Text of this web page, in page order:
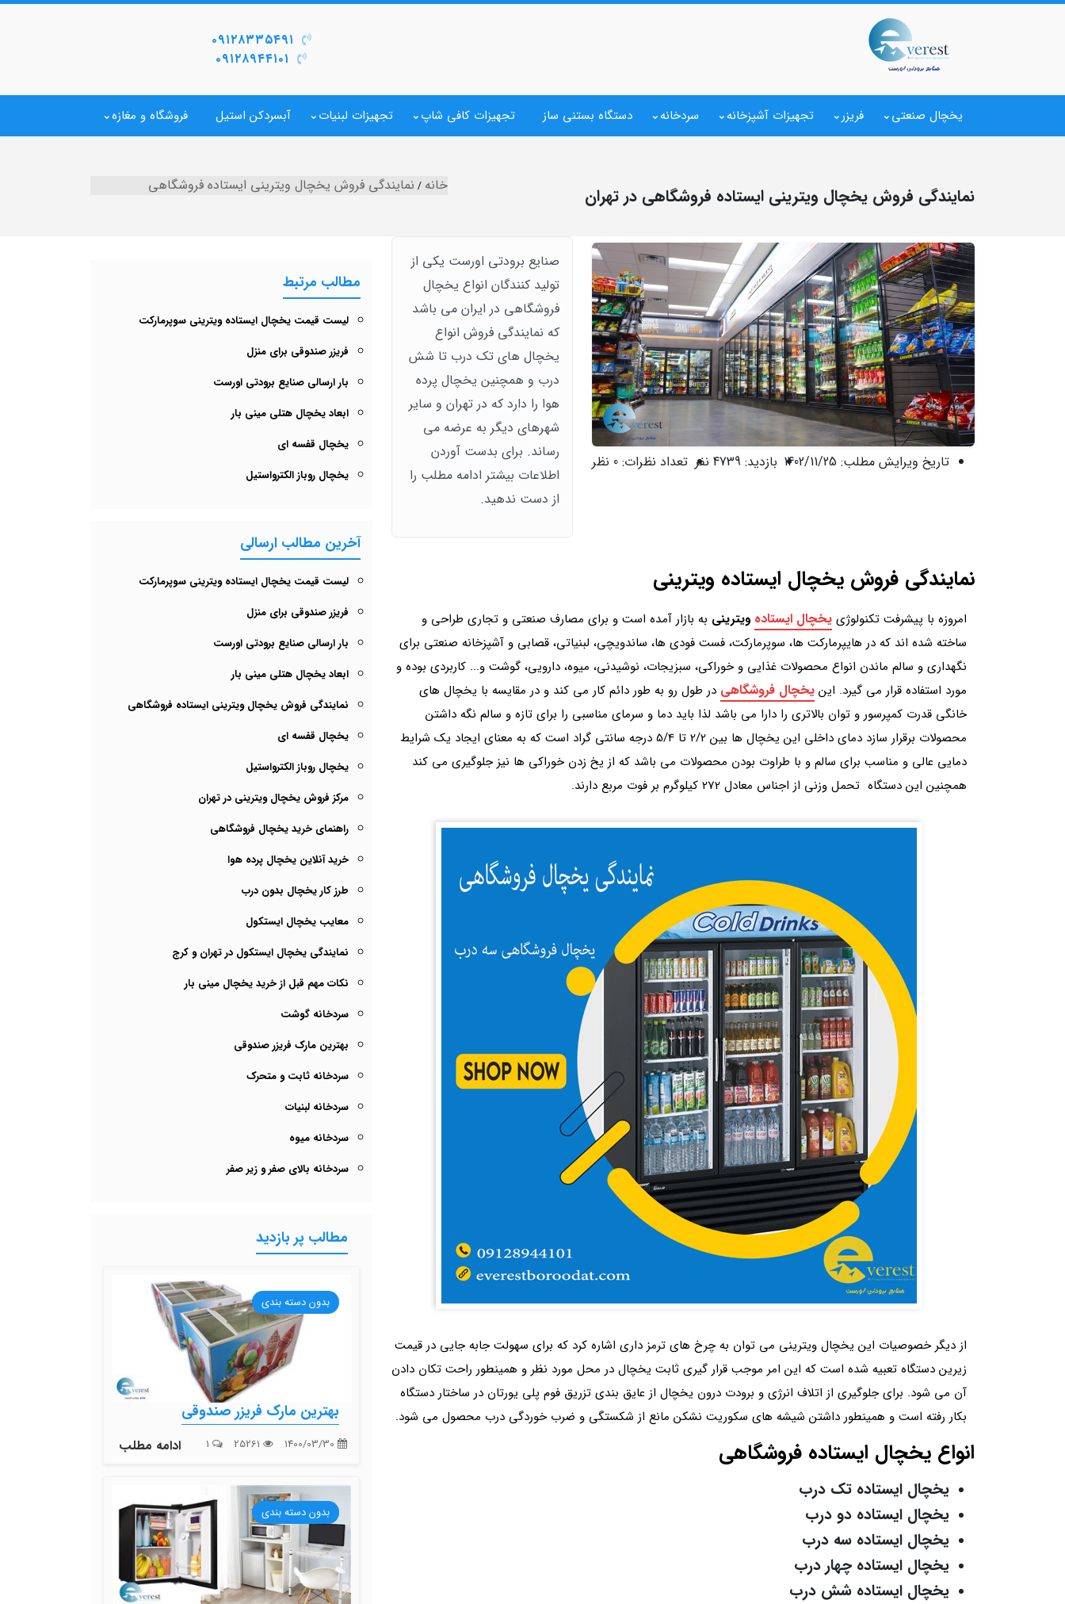
۰۹۱۲۸۳۳۵۴۹۱
۰۹۱۲۸۹۴۴۱۰۱
یخچال صنعتی فریزر تجهیزات آشپزخانه سردخانه دستگاه بستنی ساز تجهیزات کافی شاپ تجهیزات لبنیات آبسردکن استیل فروشگاه و مغازه
نمایندگی فروش یخچال ویترینی ایستاده فروشگاهی در تهران خانه نمایندگی فروش یخچال ویترینی ایستاده فروشگاهی
تاریخ ویرایش مطلب: 1402/11/25 بازدید: 4739 نفر تعداد نظرات: 0 نظر
صنایع برودتی اورست یکی از
تولید کنندگان انواع یخچال
فروشگاهی در ایران می باشد
که نمایندگی فروش انواع
یخچال های تک درب تا شش
درب و همچنین یخچال پرده
هوا را دارد که در تهران و سایر
شهرهای دیگر به عرضه می
رساند. برای بدست آوردن
اطلاعات بیشتر ادامه مطلب را
از دست ندهید.
نمایندگی فروش یخچال ایستاده ویترینی
امروزه با پیشرفت تکنولوژی یخچال ایستاده ویترینی به بازار آمده است و برای مصارف صنعتی و تجاری طراحی و
ساخته شده اند که در هایپرمارکت ها، سوپرمارکت، فست فودی ها، ساندویچی، لبنیاتی، قصابی و آشپزخانه صنعتی برای
نگهداری و سالم ماندن انواع محصولات غذایی و خوراکی، سبزیجات، نوشیدنی، میوه، دارویی، گوشت و... کاربردی بوده و
مورد استفاده قرار می گیرد. این یخچال فروشگاهی در طول رو به طور دائم کار می کند و در مقایسه با یخچال های
خانگی قدرت کمپرسور و توان بالاتری را دارا می باشد لذا باید دما و سرمای مناسبی را برای تازه و سالم نگه داشتن
محصولات برقرار سازد دمای داخلی این یخچال ها بین 2/2 تا 5/4 درجه سانتی گراد است که به معنای ایجاد یک شرایط
دمایی عالی و مناسب برای سالم و با طراوت بودن محصولات می باشد که از یخ زدن خوراکی ها نیز جلوگیری می کند
همچنین این دستگاه تحمل وزنی از اجناس معادل 272 کیلوگرم بر فوت مربع دارند.
از دیگر خصوصیات این یخچال ویترینی می توان به چرخ های ترمز داری اشاره کرد که برای سهولت جابه جایی در قیمت
زیرین دستگاه تعبیه شده است که این امر موجب قرار گیری ثابت یخچال در محل مورد نظر و همینطور راحت تکان دادن
آن می شود. برای جلوگیری از اتلاف انرژی و برودت درون یخچال از عایق بندی تزریق فوم پلی یورتان در ساختار دستگاه
بکار رفته است و همینطور داشتن شیشه های سکوریت نشکن مانع از شکستگی و ضرب خوردگی درب محصول می شود.
انواع یخچال ایستاده فروشگاهی
یخچال ایستاده تک درب
یخچال ایستاده دو درب
یخچال ایستاده سه درب
یخچال ایستاده چهار درب
یخچال ایستاده شش درب
مطالب مرتبط
لیست قیمت یخچال ایستاده ویترینی سوپرمارکت
فریزر صندوقی برای منزل
بار ارسالی صنایع برودتی اورست
ابعاد یخچال هتلی مینی بار
یخچال قفسه ای
یخچال روباز الکترواستیل
آخرین مطالب ارسالی
لیست قیمت یخچال ایستاده ویترینی سوپرمارکت
فریزر صندوقی برای منزل
بار ارسالی صنایع برودتی اورست
ابعاد یخچال هتلی مینی بار
نمایندگی فروش یخچال ویترینی ایستاده فروشگاهی
یخچال قفسه ای
یخچال روباز الکترواستیل
مرکز فروش یخچال ویترینی در تهران
راهنمای خرید یخچال فروشگاهی
خرید آنلاین یخچال پرده هوا
طرز کار یخچال بدون درب
معایب یخچال ایستکول
نمایندگی یخچال ایستکول در تهران و کرج
نکات مهم قبل از خرید یخچال مینی بار
سردخانه گوشت
بهترین مارک فریزر صندوقی
سردخانه ثابت و متحرک
سردخانه لبنیات
سردخانه میوه
سردخانه بالای صفر و زیر صفر
مطالب پر بازدید
بدون دسته بندی
بهترین مارک فریزر صندوقی
ادامه مطلب
بدون دسته بندی